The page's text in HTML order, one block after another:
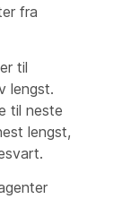
fra
til
lengst.
til neste
lengst,